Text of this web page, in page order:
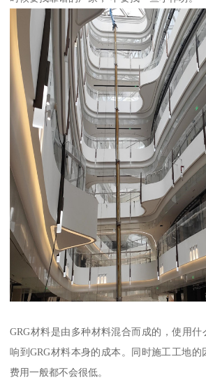
GRG材料是由多种材料混合而成的，使用
响到GRG材料本身的成本。同时施工工地的
费用一般都不会很低。